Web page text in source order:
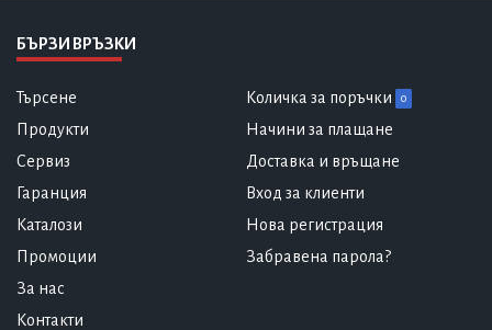
БЪРЗИ ВРЪЗКИ
Търсене
Продукти
Сервиз
Гаранция
Каталози
Промоции
За нас
Контакти
Количка за поръчки 0
Начини за плащане
Доставка и връщане
Вход за клиенти
Нова регистрация
Забравена парола?